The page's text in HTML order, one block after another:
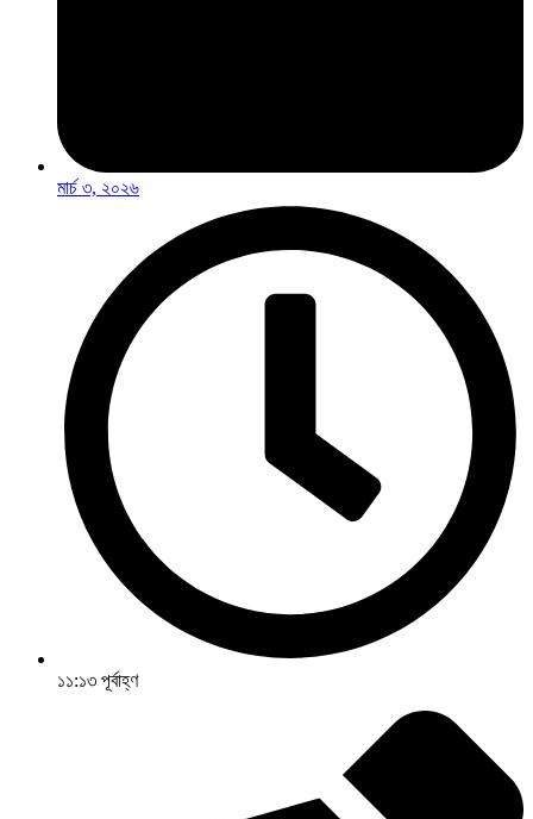
মার্চ ৩, ২০২৬
১১:১৩ পূর্বাহ্ণ